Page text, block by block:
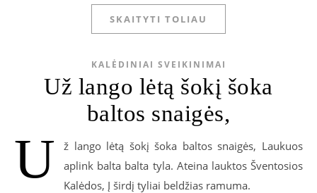
SKAITYTI TOLIAU
KALĖDINIAI SVEIKINIMAI
Už lango lėtą šokį šoka
baltos snaigės,
U
ž lango lėtą šokį šoka baltos snaigės, Laukuos
aplink balta balta tyla. Ateina lauktos Šventosios
Kalėdos, Į širdį tyliai beldžias ramuma.